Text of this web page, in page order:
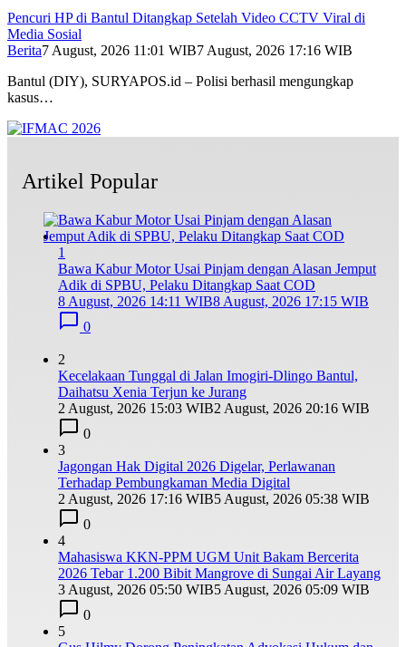
Pencuri HP di Bantul Ditangkap Setelah Video CCTV Viral di
Media Sosial
Berita7 August, 2026 11:01 WIB7 August, 2026 17:16 WIB
Bantul (DIY), SURYAPOS.id – Polisi berhasil mengungkap
kasus…
Artikel Popular
1
Bawa Kabur Motor Usai Pinjam dengan Alasan Jemput
Adik di SPBU, Pelaku Ditangkap Saat COD
8 August, 2026 14:11 WIB8 August, 2026 17:15 WIB
0
2
Kecelakaan Tunggal di Jalan Imogiri-Dlingo Bantul,
Daihatsu Xenia Terjun ke Jurang
2 August, 2026 15:03 WIB2 August, 2026 20:16 WIB
0
3
Jagongan Hak Digital 2026 Digelar, Perlawanan
Terhadap Pembungkaman Media Digital
2 August, 2026 17:16 WIB5 August, 2026 05:38 WIB
0
4
Mahasiswa KKN-PPM UGM Unit Bakam Bercerita
2026 Tebar 1.200 Bibit Mangrove di Sungai Air Layang
3 August, 2026 05:50 WIB5 August, 2026 05:09 WIB
0
5